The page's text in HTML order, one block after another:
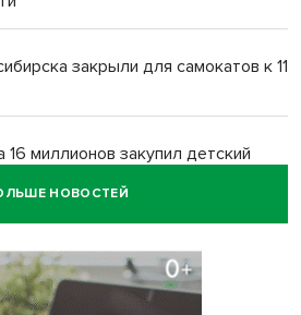
закрыли для самокатов к 11
миллионов закупил детский
НОВОСТЕЙ